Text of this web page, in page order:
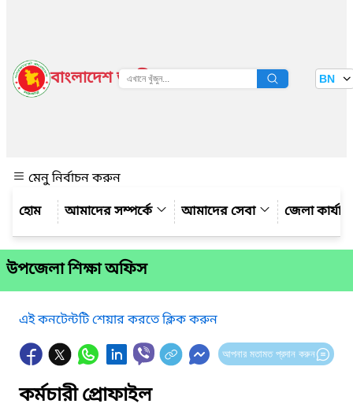
বাংলাদেশ জাতীয় তথ্য বাতায়ন BN
মেনু নির্বাচন করুন
আমাদের সম্পর্কে
আমাদের সেবা জেলা
উপজেলা শিক্ষা অফিস
এই কনটেন্টটি শেয়ার করতে ক্লিক করুন
আপনার মতামত প্রদান করুন
কর্মচারী প্রোফাইল